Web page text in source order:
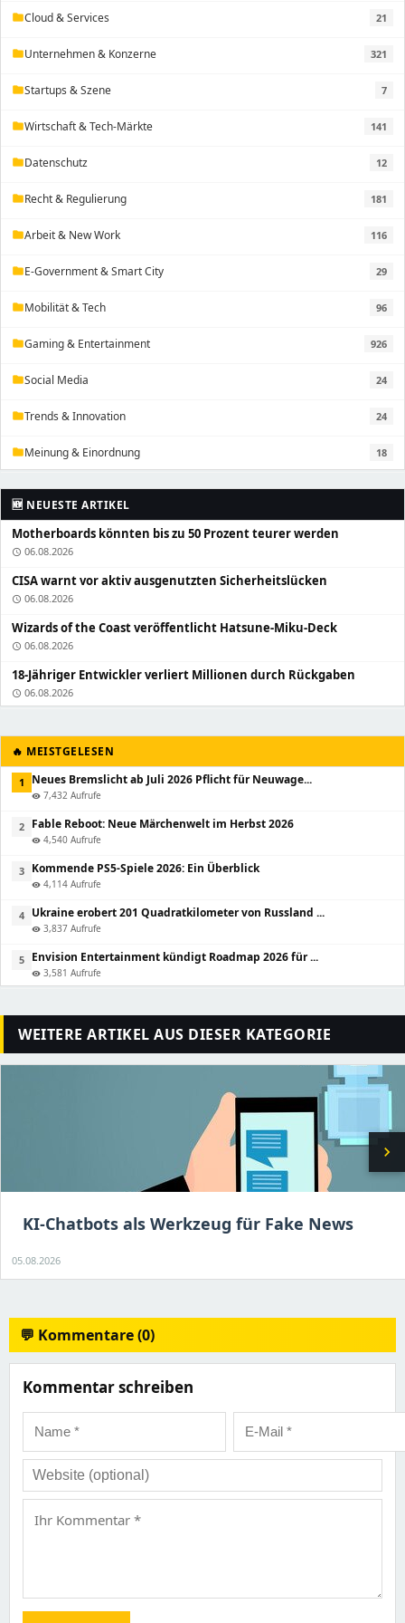
folderCloud & Services 21
folderUnternehmen & Konzerne 321
folderStartups & Szene 7
folderWirtschaft & Tech-Märkte 141
folderDatenschutz 12
folderRecht & Regulierung 181
folderArbeit & New Work 116
folderE-Government & Smart City 29
folderMobilität & Tech 96
folderGaming & Entertainment 926
folderSocial Media 24
folderTrends & Innovation 24
folderMeinung & Einordnung 18
🆕 NEUESTE ARTIKEL
Motherboards könnten bis zu 50 Prozent teurer werden
schedule 06.08.2026
CISA warnt vor aktiv ausgenutzten Sicherheitslücken
schedule 06.08.2026
Wizards of the Coast veröffentlicht Hatsune-Miku-Deck
schedule 06.08.2026
18-Jähriger Entwickler verliert Millionen durch Rückgaben
schedule 06.08.2026
🔥 MEISTGELESEN
1 Neues Bremslicht ab Juli 2026 Pflicht für Neuwage...
visibility 7,432 Aufrufe
2 Fable Reboot: Neue Märchenwelt im Herbst 2026
visibility 4,540 Aufrufe
3 Kommende PS5-Spiele 2026: Ein Überblick
visibility 4,114 Aufrufe
4 Ukraine erobert 201 Quadratkilometer von Russland ...
visibility 3,837 Aufrufe
5 Envision Entertainment kündigt Roadmap 2026 für ...
visibility 3,581 Aufrufe
WEITERE ARTIKEL AUS DIESER KATEGORIE
chevron_right
KI-Chatbots als Werkzeug für Fake News
05.08.2026
💬 Kommentare (0)
Kommentar schreiben